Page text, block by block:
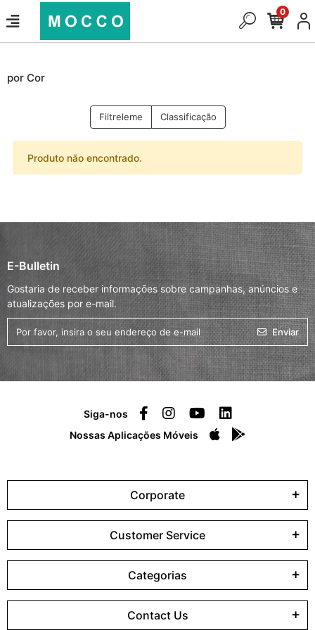
0
por Cor
Filtreleme Classificação
Produto não encontrado.
E-Bulletin
Gostaria de receber informações sobre campanhas, anúncios e
atualizações por e-mail.
Enviar
Siga-nos
Nossas Aplicações Móveis
Corporate
Customer Service
Categorias
Contact Us